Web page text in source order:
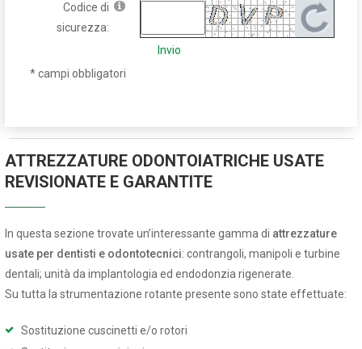
Codice di
sicurezza:
Invio
* campi obbligatori
ATTREZZATURE ODONTOIATRICHE USATE
REVISIONATE E GARANTITE
In questa sezione trovate un’interessante gamma di attrezzature
usate per dentisti e odontotecnici: contrangoli, manipoli e turbine
dentali; unità da implantologia ed endodonzia rigenerate.
Su tutta la strumentazione rotante presente sono state effettuate:
Sostituzione cuscinetti e/o rotori